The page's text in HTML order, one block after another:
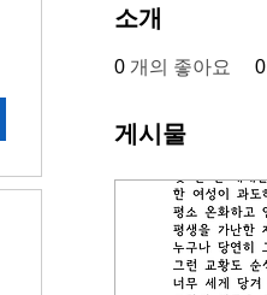
소개
0 개의 좋아요 0
게시물